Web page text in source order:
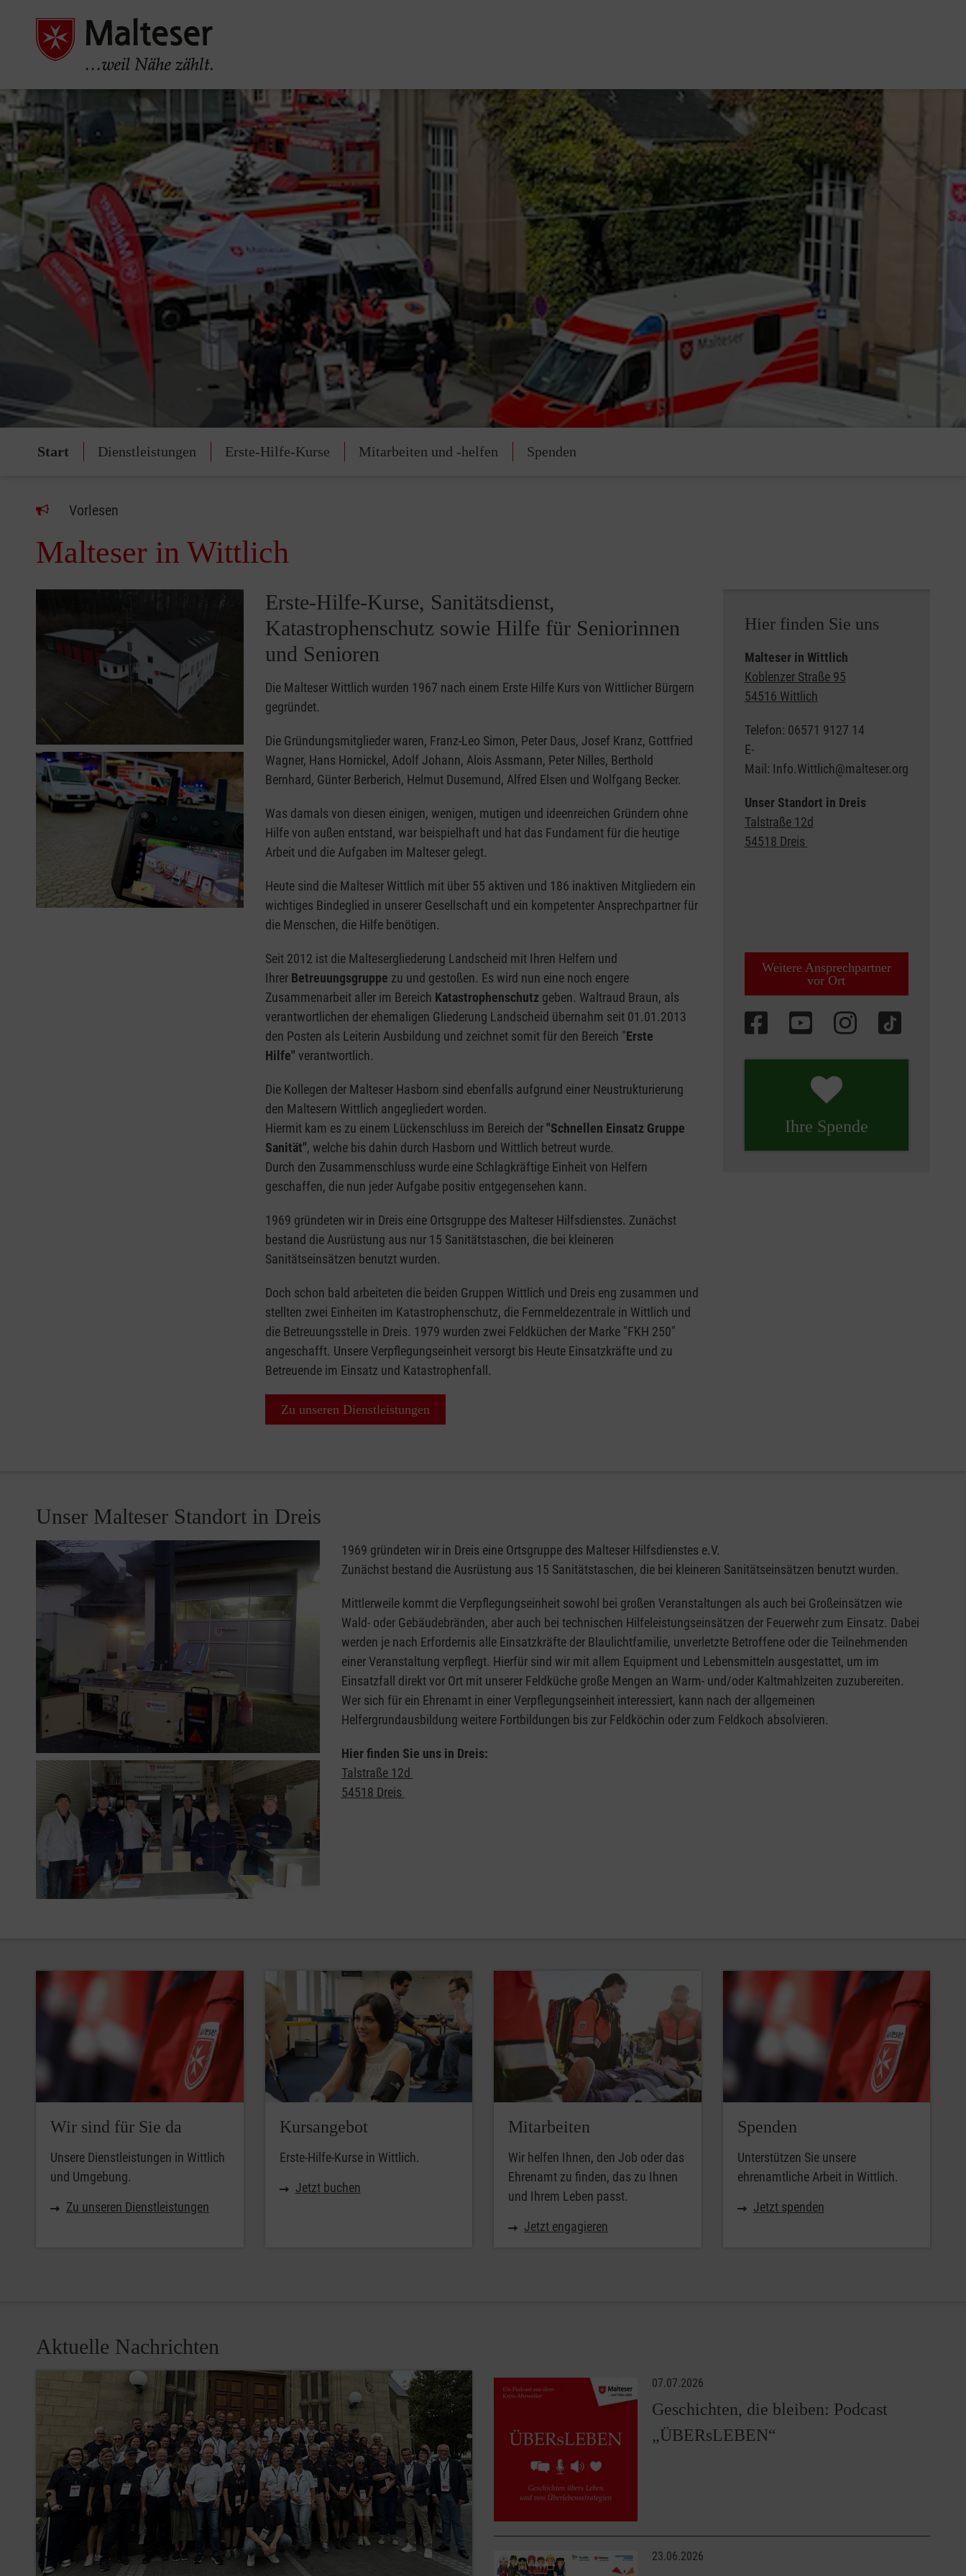
Start Dienstleistungen Erste-Hilfe-Kurse Mitarbeiten und -helfen Spenden
Vorlesen
Malteser in Wittlich
Erste-Hilfe-Kurse, Sanitätsdienst,
Katastrophenschutz sowie Hilfe für Seniorinnen
und Senioren
Die Malteser Wittlich wurden 1967 nach einem Erste Hilfe Kurs von Wittlicher Bürgern
gegründet.
Die Gründungsmitglieder waren, Franz-Leo Simon, Peter Daus, Josef Kranz, Gottfried
Wagner, Hans Hornickel, Adolf Johann, Alois Assmann, Peter Nilles, Berthold
Bernhard, Günter Berberich, Helmut Dusemund, Alfred Elsen und Wolfgang Becker.
Was damals von diesen einigen, wenigen, mutigen und ideenreichen Gründern ohne
Hilfe von außen entstand, war beispielhaft und hat das Fundament für die heutige
Arbeit und die Aufgaben im Malteser gelegt.
Heute sind die Malteser Wittlich mit über 55 aktiven und 186 inaktiven Mitgliedern ein
wichtiges Bindeglied in unserer Gesellschaft und ein kompetenter Ansprechpartner für
die Menschen, die Hilfe benötigen.
Seit 2012 ist die Maltesergliederung Landscheid mit Ihren Helfern und
Ihrer Betreuungsgruppe zu und gestoßen. Es wird nun eine noch engere
Zusammenarbeit aller im Bereich Katastrophenschutz geben. Waltraud Braun, als
verantwortlichen der ehemaligen Gliederung Landscheid übernahm seit 01.01.2013
den Posten als Leiterin Ausbildung und zeichnet somit für den Bereich "Erste
Hilfe" verantwortlich.
Die Kollegen der Malteser Hasborn sind ebenfalls aufgrund einer Neustrukturierung
den Maltesern Wittlich angegliedert worden.
Hiermit kam es zu einem Lückenschluss im Bereich der"Schnellen Einsatz Gruppe
Sanität", welche bis dahin durch Hasborn und Wittlich betreut wurde.
Durch den Zusammenschluss wurde eine Schlagkräftige Einheit von Helfern
geschaffen, die nun jeder Aufgabe positiv entgegensehen kann.
1969 gründeten wir in Dreis eine Ortsgruppe des Malteser Hilfsdienstes. Zunächst
bestand die Ausrüstung aus nur 15 Sanitätstaschen, die bei kleineren
Sanitätseinsätzen benutzt wurden.
Doch schon bald arbeiteten die beiden Gruppen Wittlich und Dreis eng zusammen und
stellten zwei Einheiten im Katastrophenschutz, die Fernmeldezentrale in Wittlich und
die Betreuungsstelle in Dreis. 1979 wurden zwei Feldküchen der Marke "FKH 250"
angeschafft. Unsere Verpflegungseinheit versorgt bis Heute Einsatzkräfte und zu
Betreuende im Einsatz und Katastrophenfall.
Zu unseren Dienstleistungen
Hier finden Sie uns
Malteser in Wittlich
Koblenzer Straße 95
54516 Wittlich
Telefon: 06571 9127 14
E-
Mail: Info.Wittlich@malteser.org
Unser Standort in Dreis
Talstraße 12d
54518 Dreis
Weitere Ansprechpartner
vor Ort
Ihre Spende
Unser Malteser Standort in Dreis
1969 gründeten wir in Dreis eine Ortsgruppe des Malteser Hilfsdienstes e.V.
Zunächst bestand die Ausrüstung aus 15 Sanitätstaschen, die bei kleineren Sanitätseinsätzen benutzt wurden.
Mittlerweile kommt die Verpflegungseinheit sowohl bei großen Veranstaltungen als auch bei Großeinsätzen wie
Wald- oder Gebäudebränden, aber auch bei technischen Hilfeleistungseinsätzen der Feuerwehr zum Einsatz. Dabei
werden je nach Erfordernis alle Einsatzkräfte der Blaulichtfamilie, unverletzte Betroffene oder die Teilnehmenden
einer Veranstaltung verpflegt. Hierfür sind wir mit allem Equipment und Lebensmitteln ausgestattet, um im
Einsatzfall direkt vor Ort mit unserer Feldküche große Mengen an Warm- und/oder Kaltmahlzeiten zuzubereiten.
Wer sich für ein Ehrenamt in einer Verpflegungseinheit interessiert, kann nach der allgemeinen
Helfergrundausbildung weitere Fortbildungen bis zur Feldköchin oder zum Feldkoch absolvieren.
Hier finden Sie uns in Dreis:
Talstraße 12d
54518 Dreis
Wir sind für Sie da
Unsere Dienstleistungen in Wittlich
und Umgebung.
Zu unseren Dienstleistungen
Kursangebot
Erste-Hilfe-Kurse in Wittlich.
Jetzt buchen
Mitarbeiten
Wir helfen Ihnen, den Job oder das
Ehrenamt zu finden, das zu Ihnen
und Ihrem Leben passt.
Jetzt engagieren
Spenden
Unterstützen Sie unsere
ehrenamtliche Arbeit in Wittlich.
Jetzt spenden
Aktuelle Nachrichten
07.07.2026
Geschichten, die bleiben: Podcast
„ÜBERsLEBEN“
23.06.2026